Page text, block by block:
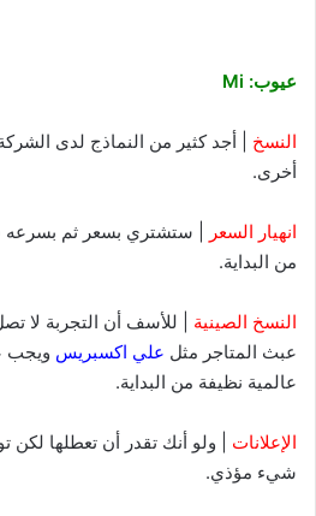
عيوب: Mi
النسخ | أجد كثير من النماذج لدى
أخرى.
انهيار السعر
| ستشتري بسعر ثم بسرعه
من البداية.
النسخ الصينية | للأسف أن التجربة لا
عبث المتاجر مثل علي اكسبريس ويجب
عالمية نظيفة من البداية.
الإعلانات | ولو أنك تقدر أن تعطلها لكن
شيء مؤذي.